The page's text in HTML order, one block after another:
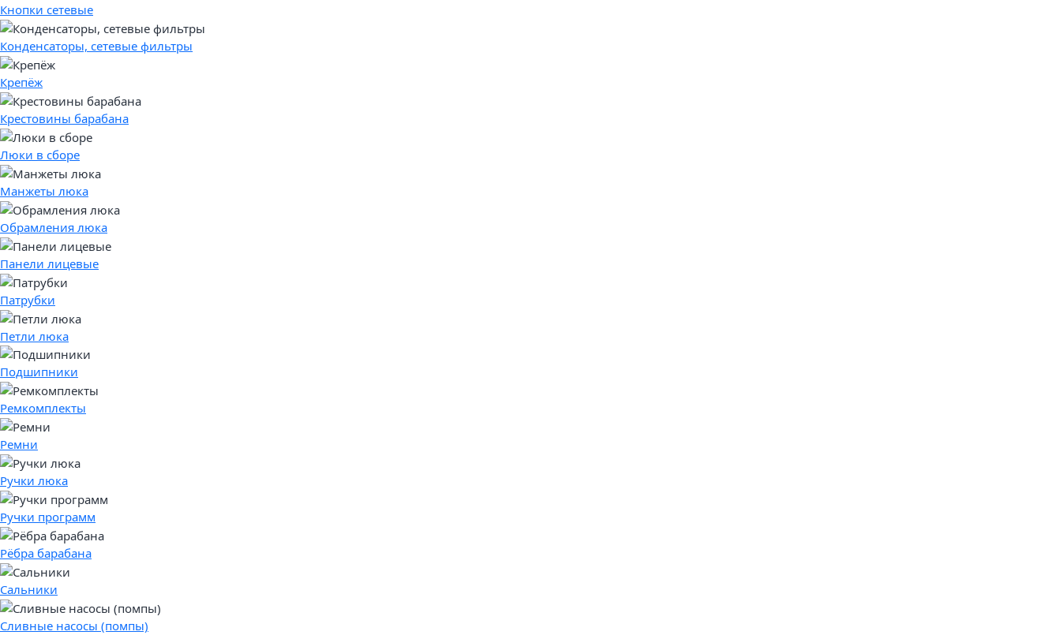
Кнопки сетевые
Конденсаторы, сетевые фильтры
Крепёж
Крестовины барабана
Люки в сборе
Манжеты люка
Обрамления люка
Панели лицевые
Патрубки
Петли люка
Подшипники
Ремкомплекты
Ремни
Ручки люка
Ручки программ
Рёбра барабана
Сальники
Сливные насосы (помпы)